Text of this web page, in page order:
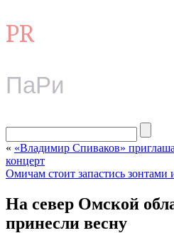
PR
ПаРи
« «Владимир Спиваков»
концерт
Омичам стоит запастись
На север Омской
принесли весну